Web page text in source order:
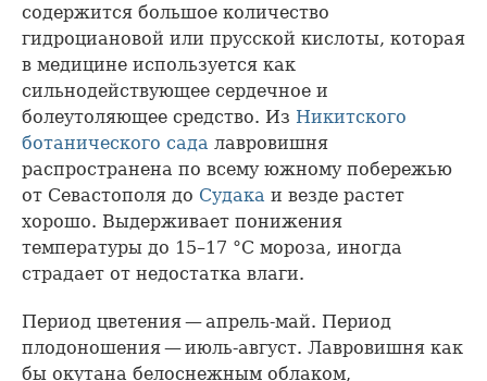
содержится большое количество
гидроциановой или прусской кислоты, которая
в медицине используется как
сильнодействующее сердечное и
болеутоляющее средство. Из Никитского
ботанического сада лавровишня
распространена по всему южному побережью
от Севастополя до Судака и везде растет
хорошо. Выдерживает понижения
температуры до 15–17 °C мороза, иногда
страдает от недостатка влаги.
Период цветения — апрель-май. Период
плодоношения — июль-август. Лавровишня как
бы окутана белоснежным облаком,